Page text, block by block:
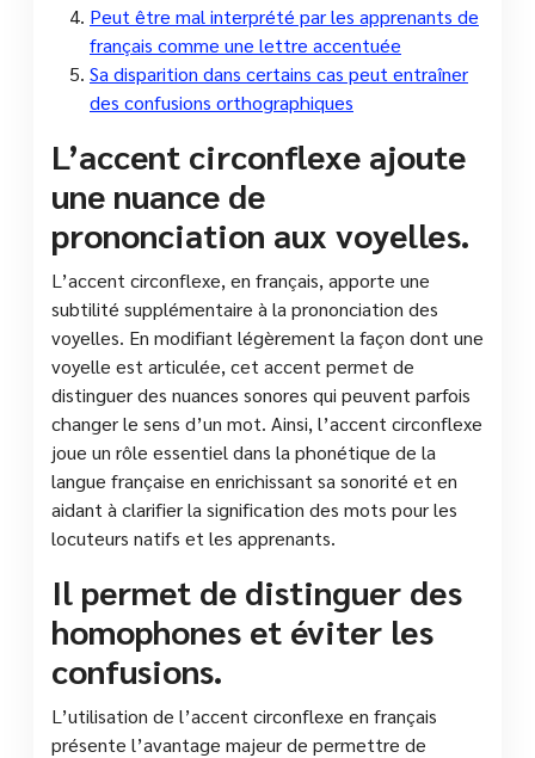
Peut être mal interprété par les apprenants de
français comme une lettre accentuée
Sa disparition dans certains cas peut entraîner
des confusions orthographiques
L’accent circonflexe ajoute
une nuance de
prononciation aux voyelles.
L’accent circonflexe, en français, apporte une
subtilité supplémentaire à la prononciation des
voyelles. En modifiant légèrement la façon dont une
voyelle est articulée, cet accent permet de
distinguer des nuances sonores qui peuvent parfois
changer le sens d’un mot. Ainsi, l’accent circonflexe
joue un rôle essentiel dans la phonétique de la
langue française en enrichissant sa sonorité et en
aidant à clarifier la signification des mots pour les
locuteurs natifs et les apprenants.
Il permet de distinguer des
homophones et éviter les
confusions.
L’utilisation de l’accent circonflexe en français
présente l’avantage majeur de permettre de